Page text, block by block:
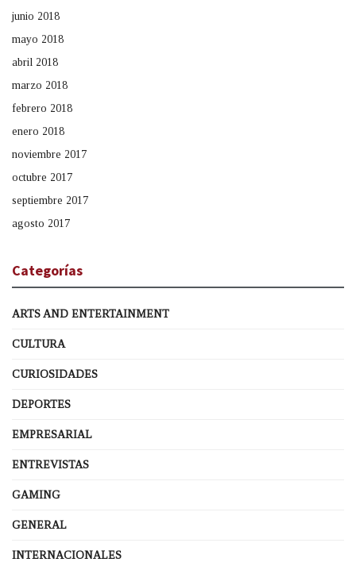
junio 2018
mayo 2018
abril 2018
marzo 2018
febrero 2018
enero 2018
noviembre 2017
octubre 2017
septiembre 2017
agosto 2017
Categorías
ARTS AND ENTERTAINMENT
CULTURA
CURIOSIDADES
DEPORTES
EMPRESARIAL
ENTREVISTAS
GAMING
GENERAL
INTERNACIONALES